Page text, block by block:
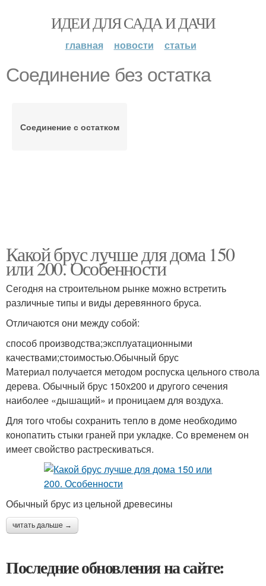
ИДЕИ ДЛЯ САДА И ДАЧИ
главная новости статьи
Соединение без остатка
Соединение с остатком
Какой брус лучше для дома 150
или 200. Особенности
Сегодня на строительном рынке можно встретить
различные типы и виды деревянного бруса.
Отличаются они между собой:
способ производства;эксплуатационными
качествами;стоимостью.Обычный брус
Материал получается методом роспуска цельного ствола
дерева. Обычный брус 150х200 и другого сечения
наиболее «дышащий» и проницаем для воздуха.
Для того чтобы сохранить тепло в доме необходимо
конопатить стыки граней при укладке. Со временем он
имеет свойство растрескиваться.
Обычный брус из цельной древесины
читать дальше →
Последние обновления на сайте: